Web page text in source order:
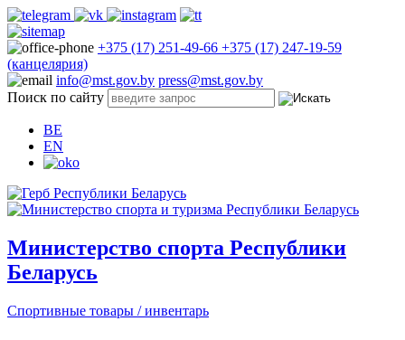
+375 (17) 251-49-66 +375 (17) 247-19-59
(канцелярия)
info@mst.gov.by press@mst.gov.by
Поиск по сайту
BE
EN
Министерство спорта Республики
Беларусь
Спортивные товары / инвентарь